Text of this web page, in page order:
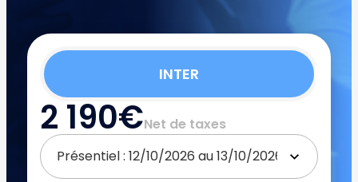
INTER
2 190€Net de taxes